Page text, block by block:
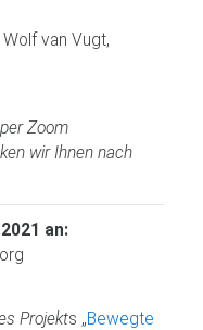
van Vugt,
Zoom
wir Ihnen nach
an:
Projekts „Bewegte